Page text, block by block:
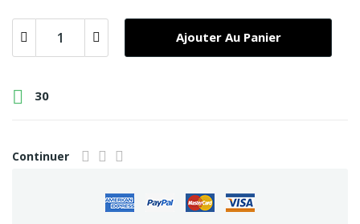
Ajouter Au Panier
 30
Continuer